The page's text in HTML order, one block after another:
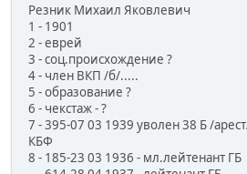
Резник Михаил Яковлевич
1 - 1901
2 - еврей
3 - соц.происхождение ?
4 - член ВКП /б/.....
5 - образование ?
6 - чекстаж - ?
7 - 395-07 03 1939 уволен 38 Б /
КБФ
8 - 185-23 03 1936 - мл.лейтенант ГБ